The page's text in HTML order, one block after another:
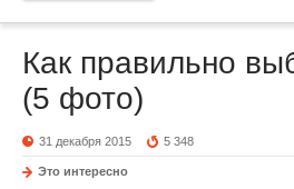
Как правильно
(5 фото)
31 декабря 2015 5 348
Это интересно